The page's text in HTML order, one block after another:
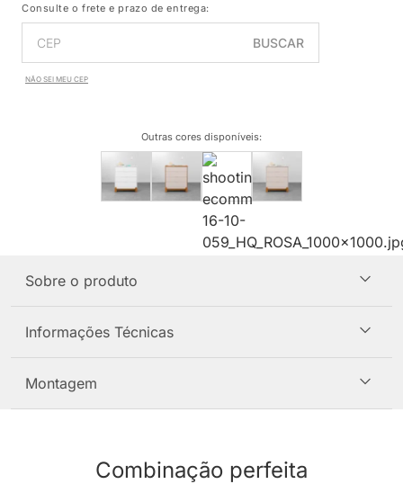
Consulte o frete e prazo de entrega:
BUSCAR
NÃO SEI MEU CEP
Outras cores disponíveis:
Sobre o produto
Informações Técnicas
Montagem
Combinação perfeita